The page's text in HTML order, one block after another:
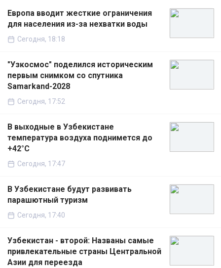
Европа вводит жесткие ограничения
для населения из-за нехватки воды
Сегодня, 18:18
"Узкосмос" поделился историческим
первым снимком со спутника
Samarkand-2028
Сегодня, 17:52
В выходные в Узбекистане
температура воздуха поднимется до
+42°C
Сегодня, 17:47
В Узбекистане будут развивать
парашютный туризм
Сегодня, 17:40
Узбекистан - второй: Названы самые
привлекательные страны Центральной
Азии для переезда